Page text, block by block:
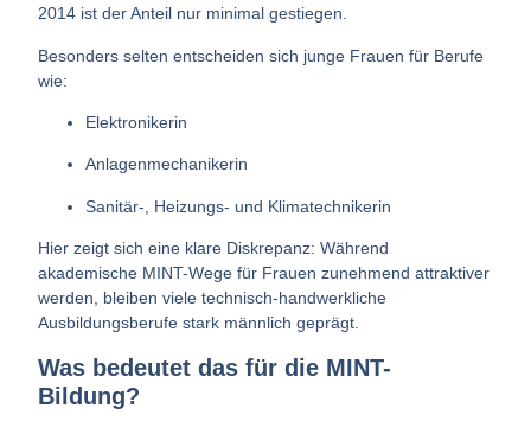
2014 ist der Anteil nur minimal gestiegen.
Besondersseltenentscheiden sich junge Frauen für Berufe
wie:
Elektronikerin
Anlagenmechanikerin
Sanitär-, Heizungs- und Klimatechnikerin
Hier zeigt sich eine klare Diskrepanz: Während
akademische MINT-Wege für Frauen zunehmend attraktiver
werden, bleiben viele technisch-handwerkliche
Ausbildungsberufe stark männlich geprägt.
Was bedeutet das für die MINT-
Bildung?